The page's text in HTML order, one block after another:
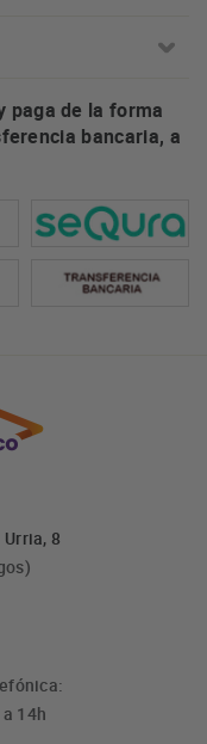
paga de la forma
bancaria, a
8
14h